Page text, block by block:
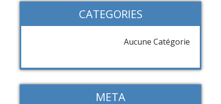
CATEGORIES
Aucune Catégorie
META